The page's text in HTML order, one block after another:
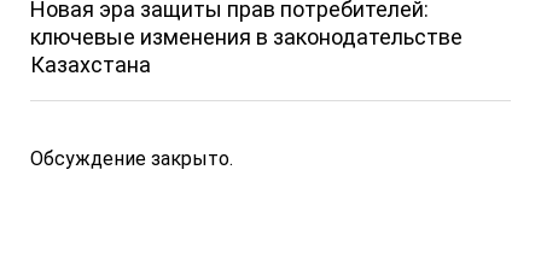
Новая эра защиты прав потребителей:
ключевые изменения в законодательстве
Казахстана
Обсуждение закрыто.